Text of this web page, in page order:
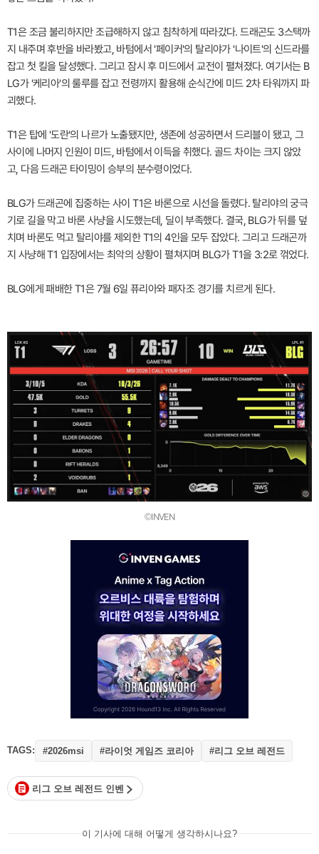
T1은 조금 불리하지만 조급해하지 않고 침착하게 따라갔다. 드래곤도 3스택까
지 내주며 후반을 바라봤고, 바텀에서 '페이커'의 탈리야가 '나이트'의 신드라를
잡고 첫 킬을 달성했다. 그리고 잠시 후 미드에서 교전이 펼쳐졌다. 여기서는 B
LG가 '케리아'의 룰루를 잡고 전령까지 활용해 순식간에 미드 2차 타워까지 파
괴했다.
T1은 탑에 '도란'의 나르가 노출됐지만, 생존에 성공하면서 드리블이 됐고, 그
사이에 나머지 인원이 미드, 바텀에서 이득을 취했다. 골드 차이는 크지 않았
고, 다음 드래곤 타이밍이 승부의 분수령이었다.
BLG가 드래곤에 집중하는 사이 T1은 바론으로 시선을 돌렸다. 탈리야의 궁극
기로 길을 막고 바론 사냥을 시도했는데, 딜이 부족했다. 결국, BLG가 뒤를 덮
치며 바론도 먹고 탈리야를 제외한 T1의 4인을 모두 잡았다. 그리고 드래곤까
지 사냥해 T1 입장에서는 최악의 상황이 펼쳐지며 BLG가 T1을 3:2로 꺾었다.
BLG에게 패배한 T1은 7월 6일 퓨리아와 패자조 경기를 치르게 된다.
©INVEN
TAGS: #2026msi #라이엇 게임즈 코리아 #리그 오브 레전드
리그 오브 레전드 인벤
이 기사에 대해 어떻게 생각하시나요?